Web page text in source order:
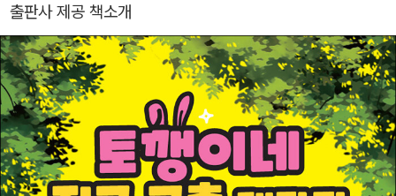
출판사 제공 책소개